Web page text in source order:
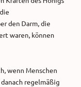
den Darm, die
waren, können
wenn Menschen
regelmäßig